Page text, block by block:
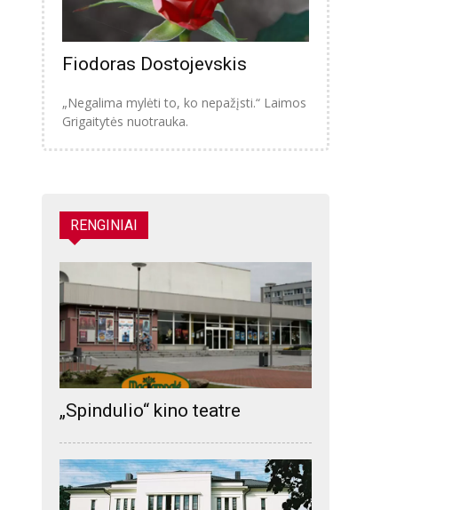
Fiodoras Dostojevskis
„Negalima mylėti to, ko nepažįsti.“ Laimos
Grigaitytės nuotrauka.
RENGINIAI
„Spindulio“ kino teatre